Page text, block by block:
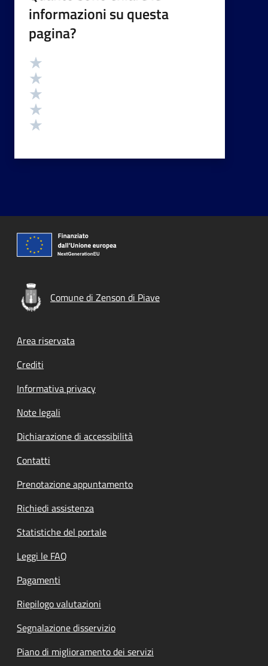
informazioni su questa
pagina?
Valutazione
Comune di Zenson di Piave
Footer menu
Area riservata
Crediti
Informativa privacy
Note legali
Dichiarazione di accessibilità
Contatti
Prenotazione appuntamento
Richiedi assistenza
Statistiche del portale
Leggi le FAQ
Pagamenti
Riepilogo valutazioni
Segnalazione disservizio
Piano di miglioramento dei servizi